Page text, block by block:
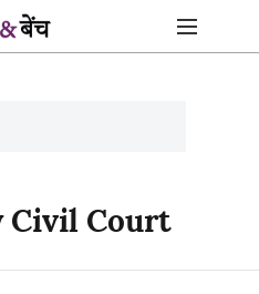
Civil Court